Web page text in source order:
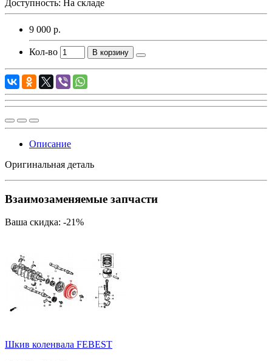
Доступность: На складе
9 000 р.
Кол-во В корзину
Описание
Оригинальная деталь
Взаимозаменяемые запчасти
Ваша скидка: -21%
Шкив коленвала FEBEST